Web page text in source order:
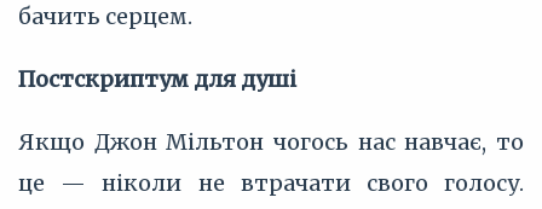
бачить серцем.
Постскриптум для душі
Якщо Джон Мільтон чогось нас навчає, то
це — ніколи не втрачати свого голосу.